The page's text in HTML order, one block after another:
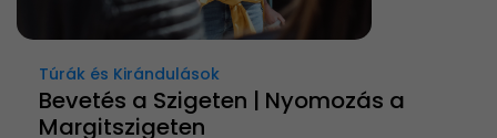
Túrák és Kirándulások
Bevetés a Szigeten | Nyomozás a
Margitszigeten